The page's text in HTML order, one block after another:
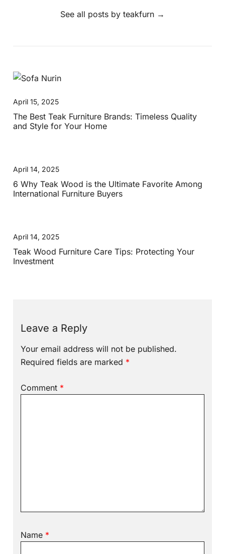
See all posts by teakfurn →
April 15, 2025
The Best Teak Furniture Brands: Timeless Quality
and Style for Your Home
April 14, 2025
6 Why Teak Wood is the Ultimate Favorite Among
International Furniture Buyers
April 14, 2025
Teak Wood Furniture Care Tips: Protecting Your
Investment
Leave a Reply
Your email address will not be published.
Required fields are marked *
Comment *
Name *